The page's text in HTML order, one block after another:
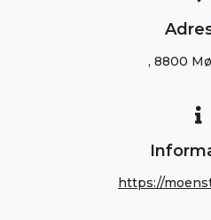
, 8800
https://